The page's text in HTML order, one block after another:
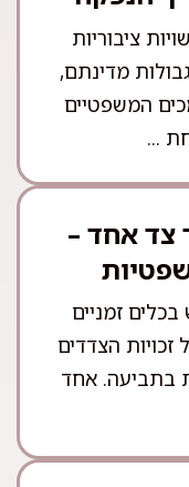
ציבוריות
מדינתם,
המשפטיים
...
צד אחד –
זמניים
זכויות הצדדים
בתביעה. אחד